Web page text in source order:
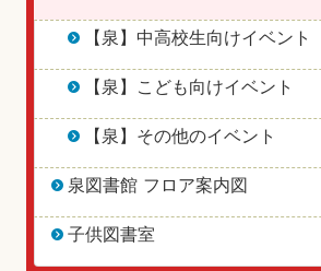
【泉】中高校生向けイベント
【泉】こども向けイベント
【泉】その他のイベント
泉図書館 フロア案内図
子供図書室